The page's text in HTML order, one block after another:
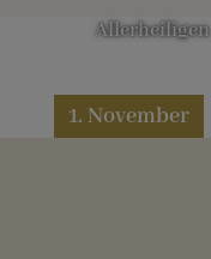
1. November
Allerheiligen